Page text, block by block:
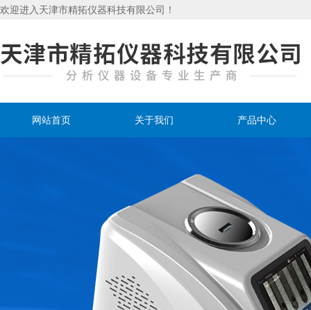
欢迎进入天津市精拓仪器科技有限公司！
网站首页 关于我们 产品中心